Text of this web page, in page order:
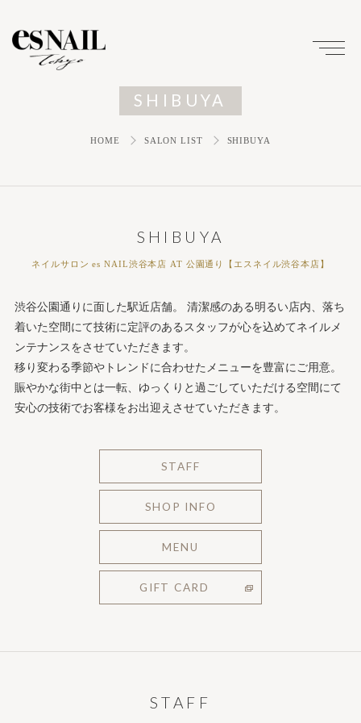
SHIBUYA
HOME SALON LIST SHIBUYA
ネイルサロン es NAIL渋谷本店 AT 公園通り【エスネイル渋谷本店】
SHIBUYA
渋谷公園通りに面した駅近店舗。 清潔感のある明るい店内、落ち
着いた空間にて技術に定評のあるスタッフが心を込めてネイルメ
ンテナンスをさせていただきます。
移り変わる季節やトレンドに合わせたメニューを豊富にご用意。
賑やかな街中とは一転、ゆっくりと過ごしていただける空間にて
安心の技術でお客様をお出迎えさせていただきます。
STAFF
SHOP INFO
MENU
GIFT CARD
STAFF